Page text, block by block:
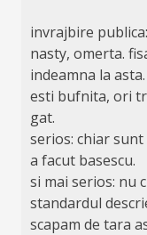
invrajbire
nasty, omerta.
indeamna la
esti bufnita, ori
gat.
serios: chiar
a facut basescu.
si mai serios: nu
standardul
scapam de tara